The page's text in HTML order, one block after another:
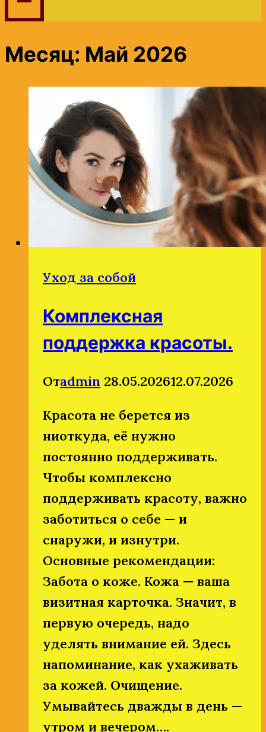
Месяц: Май 2026
Уход за собой
Комплексная
поддержка красоты.
Отadmin 28.05.202612.07.2026
Красота не берется из
ниоткуда, её нужно
постоянно поддерживать.
Чтобы комплексно
поддерживать красоту, важно
заботиться о себе — и
снаружи, и изнутри.
Основные рекомендации:
Забота о коже. Кожа — ваша
визитная карточка. Значит, в
первую очередь, надо
уделять внимание ей. Здесь
напоминание, как ухаживать
за кожей. Очищение.
Умывайтесь дважды в день —
утром и вечером….